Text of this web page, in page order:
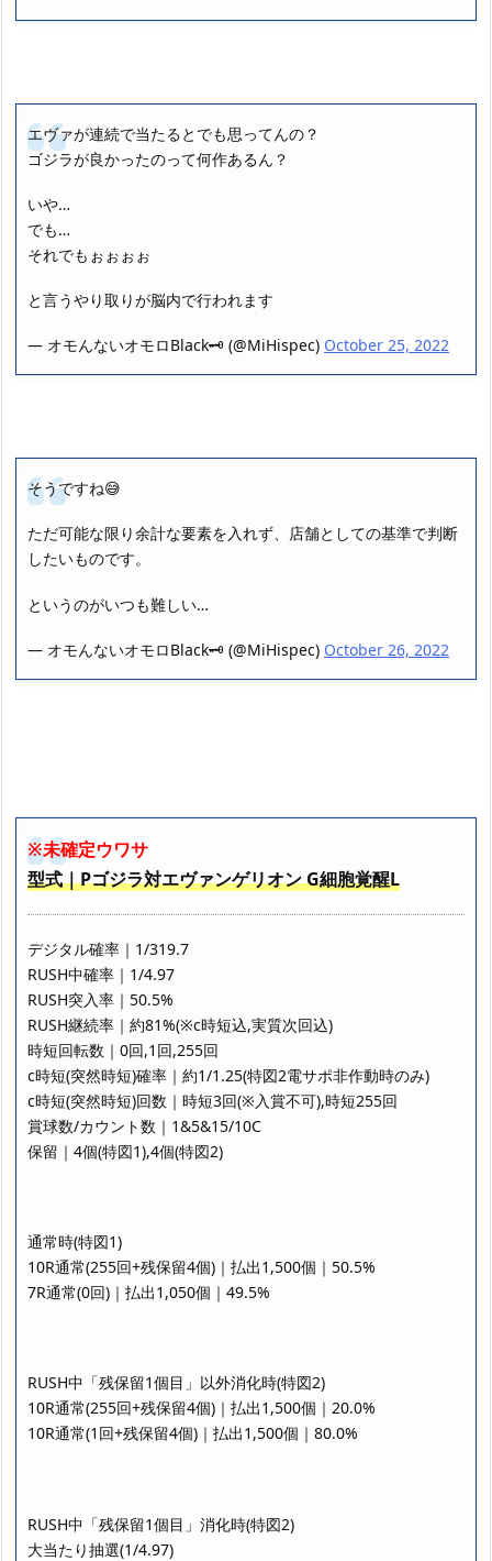
エヴァが連続で当たるとでも思ってんの？
ゴジラが良かったのって何作あるん？
いや…
でも…
それでもぉぉぉぉ
と言うやり取りが脳内で行われます
— オモんないオモロBlack🗝 (@MiHispec) October 25, 2022
そうですね😅
ただ可能な限り余計な要素を入れず、店舗としての基準で判断
したいものです。
というのがいつも難しい…
— オモんないオモロBlack🗝 (@MiHispec) October 26, 2022
※未確定ウワサ
型式｜Pゴジラ対エヴァンゲリオン G細胞覚醒L
デジタル確率｜1/319.7
RUSH中確率｜1/4.97
RUSH突入率｜50.5%
RUSH継続率｜約81%(※c時短込,実質次回込)
時短回転数｜0回,1回,255回
c時短(突然時短)確率｜約1/1.25(特図2電サポ非作動時のみ)
c時短(突然時短)回数｜時短3回(※入賞不可),時短255回
賞球数/カウント数｜1&5&15/10C
保留｜4個(特図1),4個(特図2)
通常時(特図1)
10R通常(255回+残保留4個)｜払出1,500個｜50.5%
7R通常(0回)｜払出1,050個｜49.5%
RUSH中「残保留1個目」以外消化時(特図2)
10R通常(255回+残保留4個)｜払出1,500個｜20.0%
10R通常(1回+残保留4個)｜払出1,500個｜80.0%
RUSH中「残保留1個目」消化時(特図2)
大当たり抽選(1/4.97)